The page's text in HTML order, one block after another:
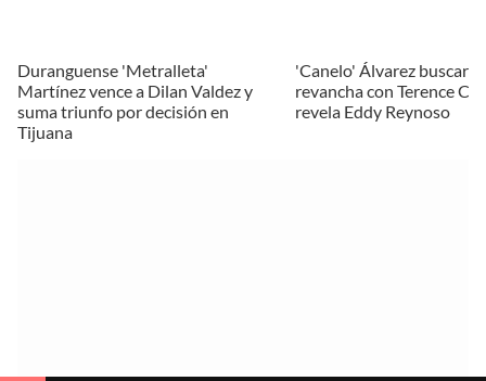
Duranguense 'Metralleta'
Martínez vence a Dilan Valdez y
suma triunfo por decisión en
Tijuana
'Canelo' Álvarez buscará
revancha con Terence
revela Eddy Reynoso